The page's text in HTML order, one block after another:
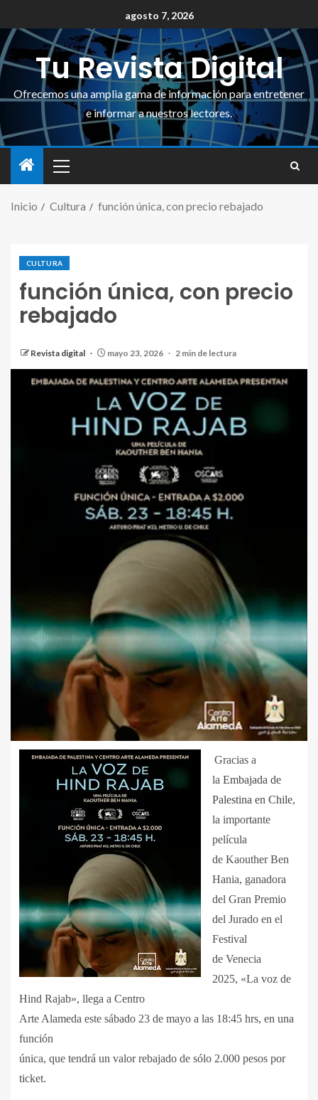
agosto 7, 2026
Tu Revista Digital
Ofrecemos una amplia gama de información para entretener
e informar a nuestros lectores.
Inicio Cultura función única, con precio rebajado
CULTURA
función única, con precio
rebajado
Revista digital mayo 23, 2026 2 min de lectura
Gracias a
la Embajada de
Palestina en Chile,
la importante
película
de Kaouther Ben
Hania, ganadora
del Gran Premio
del Jurado en el
Festival
de Venecia
2025, «La voz de
Hind Rajab», llega a Centro
Arte Alameda este sábado 23 de mayo a las 18:45 hrs, en una
función
única, que tendrá un valor rebajado de sólo 2.000 pesos por
ticket.